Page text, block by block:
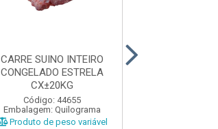
CARRE SUINO INTEIRO
CONGELADO ESTRELA
CX±20KG
Código: 44655
Embalagem: Quilograma
Produto de peso variável